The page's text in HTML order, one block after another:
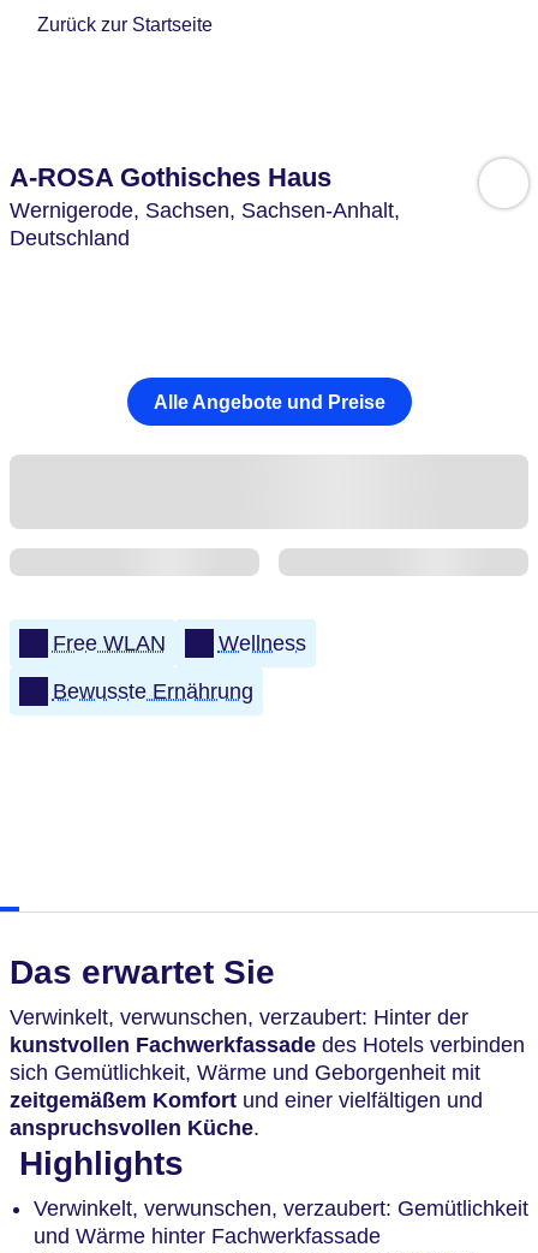
Zurück zur Startseite
A-ROSA Gothisches Haus
Wernigerode, Sachsen, Sachsen-Anhalt,
Deutschland
Alle Angebote und Preise
Free WLAN
Wellness
Bewusste Ernährung
Das erwartet Sie
Verwinkelt, verwunschen, verzaubert: Hinter der
kunstvollen Fachwerkfassade des Hotels verbinden
sich Gemütlichkeit, Wärme und Geborgenheit mit
zeitgemäßem Komfort und einer vielfältigen und
anspruchsvollen Küche.
Highlights
Verwinkelt, verwunschen, verzaubert: Gemütlichkeit
und Wärme hinter Fachwerkfassade